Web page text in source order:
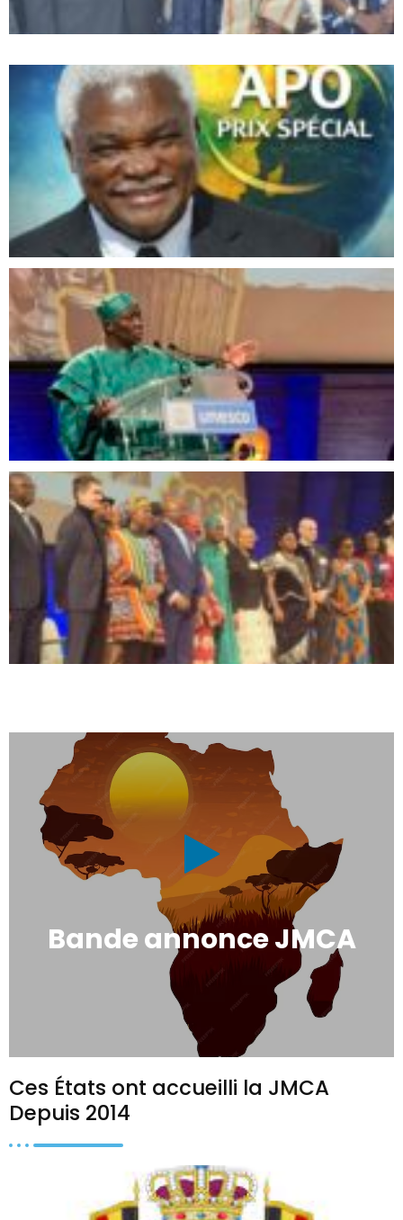
Bande annonce JMCA
Ces États ont accueilli la JMCA
Depuis 2014